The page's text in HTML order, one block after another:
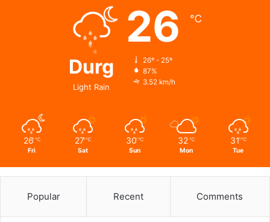
Durg
Light Rain
26 ℃
26º - 25º
87%
3.52 km/h
26 ℃
Fri
27 ℃
Sat
30 ℃
Sun
32 ℃
Mon
31 ℃
Tue
Popular Recent Comments